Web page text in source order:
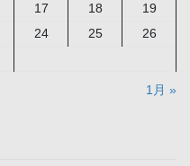
17 18
19
24 25
26
1月 »